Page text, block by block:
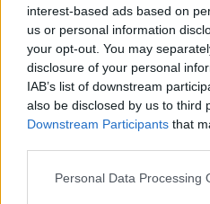
interest-based ads based on
us or personal information
your opt-out. You may
disclosure of your personal
IAB’s list of downstream
also be disclosed by us to third
Downstream Participants that
Personal Data Processing
Ezek is
Hetek
az